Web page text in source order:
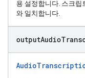
용 설정합니다. 스크립
와 일치합니다.
outputAudio